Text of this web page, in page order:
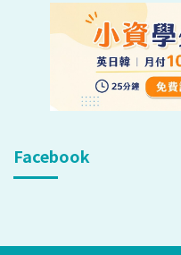
Facebook